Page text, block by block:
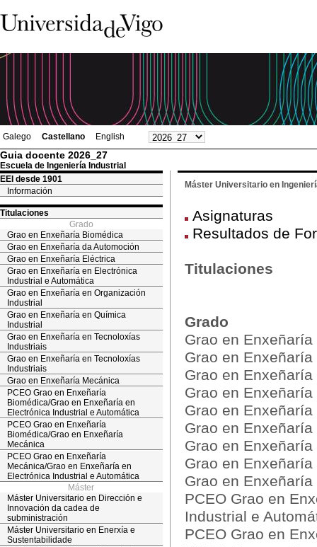
Galego Castellano English
Guia docente 2026_27
Escuela de Ingeniería Industrial
EEI desde 1901
Información
Titulaciones
Grado
Grao en Enxeñaría Biomédica
Grao en Enxeñaría da Automoción
Grao en Enxeñaría Eléctrica
Grao en Enxeñaría en Electrónica
Industrial e Automática
Grao en Enxeñaría en Organización
Industrial
Grao en Enxeñaría en Química
Industrial
Grao en Enxeñaría en Tecnoloxías
Industriais
Grao en Enxeñaría en Tecnoloxías
Industriais
Grao en Enxeñaría Mecánica
PCEO Grao en Enxeñaría
Biomédica/Grao en Enxeñaría en
Electrónica Industrial e Automática
PCEO Grao en Enxeñaría
Biomédica/Grao en Enxeñaría
Mecánica
PCEO Grao en Enxeñaría
Mecánica/Grao en Enxeñaría en
Electrónica Industrial e Automática
Máster
Máster Universitario en Dirección e
Innovación da cadea de
subministración
Máster Universitario en Enerxía e
Sustentabilidade
Máster Universitario en
Asignaturas
Resultados de
Titulaciones
Grado
Grao en
Grao en
Grao en
Grao en
Grao en
Grao en
Grao en
Grao en
Grao en
PCEO Grao en
Industrial e
PCEO Grao en